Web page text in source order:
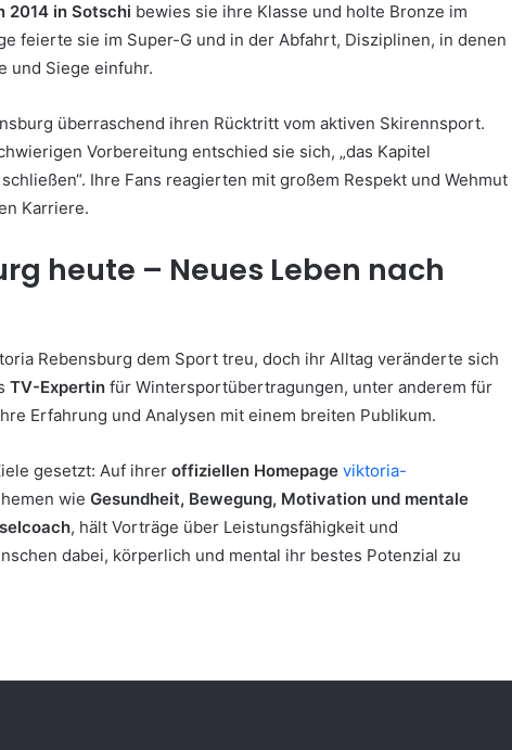
2014 in Sotschi bewies sie ihre Klasse und holte Bronze im
feierte sie im Super-G und in der Abfahrt, Disziplinen, in denen
und Siege einfuhr.
überraschend ihren Rücktritt vom aktiven Skirennsport.
Vorbereitung entschied sie sich, „das Kapitel
Ihre Fans reagierten mit großem Respekt und Wehmut
Karriere.
heute – Neues Leben nach
Rebensburg dem Sport treu, doch ihr Alltag veränderte sich
TV-Expertin für Wintersportübertragungen, unter anderem für
Erfahrung und Analysen mit einem breiten Publikum.
gesetzt: Auf ihrer offiziellen Homepage viktoria-
wie Gesundheit, Bewegung, Motivation und mentale
, hält Vorträge über Leistungsfähigkeit und
dabei, körperlich und mental ihr bestes Potenzial zu